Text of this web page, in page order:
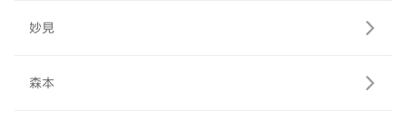
妙見
森本